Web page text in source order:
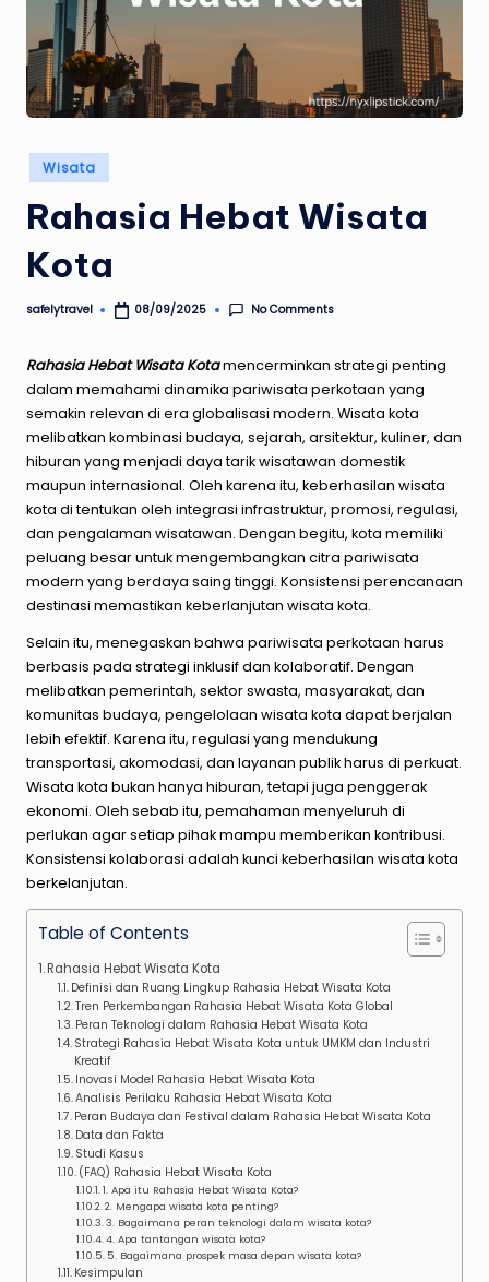
Posted
in
Wisata
Rahasia Hebat Wisata
Kota
Posted
safelytravel 08/09/2025 No Comments
Rahasia Hebat Wisata Kotamencerminkan strategi penting
dalam memahami dinamika pariwisata perkotaan yang
semakin relevan di era globalisasi modern. Wisata kota
melibatkan kombinasi budaya, sejarah, arsitektur, kuliner, dan
hiburan yang menjadi daya tarik wisatawan domestik
maupun internasional. Oleh karena itu, keberhasilan wisata
kota di tentukan oleh integrasi infrastruktur, promosi, regulasi,
dan pengalaman wisatawan. Dengan begitu, kota memiliki
peluang besar untuk mengembangkan citra pariwisata
modern yang berdaya saing tinggi. Konsistensi perencanaan
destinasi memastikan keberlanjutan wisata kota.
Selain itu, menegaskan bahwa pariwisata perkotaan harus
berbasis pada strategi inklusif dan kolaboratif. Dengan
melibatkan pemerintah, sektor swasta, masyarakat, dan
komunitas budaya, pengelolaan wisata kota dapat berjalan
lebih efektif. Karena itu, regulasi yang mendukung
transportasi, akomodasi, dan layanan publik harus di perkuat.
Wisata kota bukan hanya hiburan, tetapi juga penggerak
ekonomi. Oleh sebab itu, pemahaman menyeluruh di
perlukan agar setiap pihak mampu memberikan kontribusi.
Konsistensi kolaborasi adalah kunci keberhasilan wisata kota
berkelanjutan.
Table of Contents
Rahasia Hebat Wisata Kota
Definisi dan Ruang Lingkup Rahasia Hebat Wisata Kota
Tren Perkembangan Rahasia Hebat Wisata Kota Global
Peran Teknologi dalam Rahasia Hebat Wisata Kota
Strategi Rahasia Hebat Wisata Kota untuk UMKM dan Industri
Kreatif
Inovasi Model Rahasia Hebat Wisata Kota
Analisis Perilaku Rahasia Hebat Wisata Kota
Peran Budaya dan Festival dalam Rahasia Hebat Wisata Kota
Data dan Fakta
Studi Kasus
(FAQ) Rahasia Hebat Wisata Kota
1. Apa itu Rahasia Hebat Wisata Kota?
2. Mengapa wisata kota penting?
3. Bagaimana peran teknologi dalam wisata kota?
4. Apa tantangan wisata kota?
5. Bagaimana prospek masa depan wisata kota?
Kesimpulan